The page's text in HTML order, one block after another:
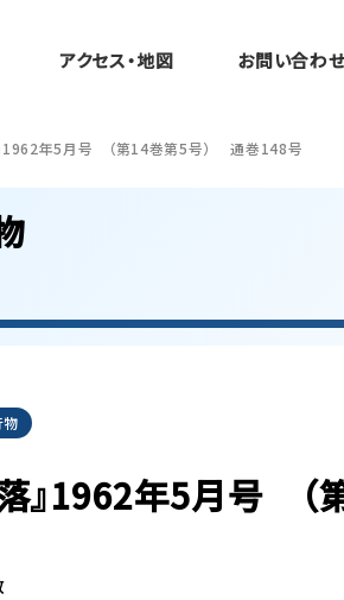
アクセス・地図 お問い合わ
1962年5月号 （第14巻第5号） 通巻148号
物
落』1962年5月号